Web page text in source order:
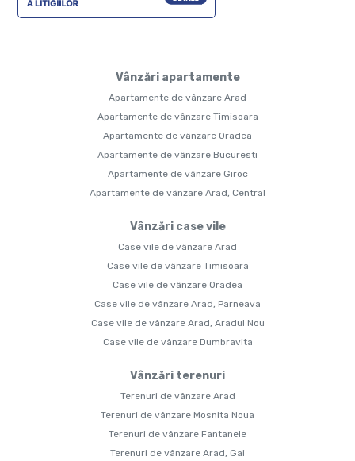
Vânzări apartamente
Apartamente de vânzare Arad
Apartamente de vânzare Timisoara
Apartamente de vânzare Oradea
Apartamente de vânzare Bucuresti
Apartamente de vânzare Giroc
Apartamente de vânzare Arad, Central
Vânzări case vile
Case vile de vânzare Arad
Case vile de vânzare Timisoara
Case vile de vânzare Oradea
Case vile de vânzare Arad, Parneava
Case vile de vânzare Arad, Aradul Nou
Case vile de vânzare Dumbravita
Vânzări terenuri
Terenuri de vânzare Arad
Terenuri de vânzare Mosnita Noua
Terenuri de vânzare Fantanele
Terenuri de vânzare Arad, Gai